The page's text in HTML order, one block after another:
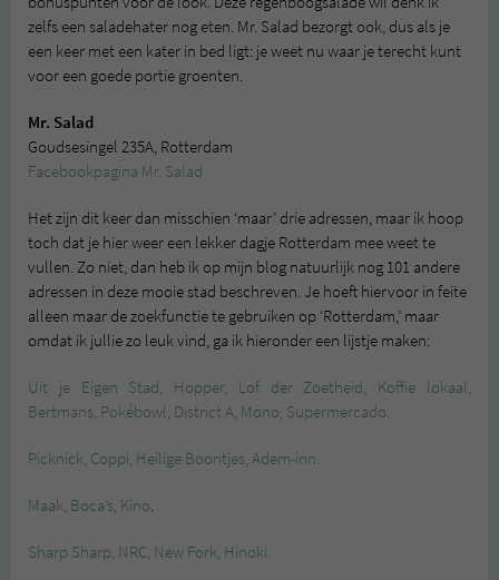
zelfs een saladehater nog eten. Mr. Salad bezorgt ook, dus als je
een keer met een kater in bed ligt: je weet nu waar je terecht kunt
voor een goede portie groenten.
Mr. Salad
Goudsesingel 235A, Rotterdam
Facebookpagina Mr. Salad
Het zijn dit keer dan misschien ‘maar’ drie adressen, maar ik hoop
toch dat je hier weer een lekker dagje Rotterdam mee weet te
vullen. Zo niet, dan heb ik op mijn blog natuurlijk nog 101 andere
adressen in deze mooie stad beschreven. Je hoeft hiervoor in feite
alleen maar de zoekfunctie te gebruiken op ‘Rotterdam,’ maar
omdat ik jullie zo leuk vind, ga ik hieronder een lijstje maken:
Uit je Eigen Stad, Hopper, Lof der Zoetheid, Koffie lokaal,
Bertmans, Pokébowl, District A, Mono, Supermercado.
Picknick, Coppi, Heilige Boontjes, Adem-inn.
Maak, Boca’s, Kino.
Sharp Sharp, NRC, New Fork, Hinoki.